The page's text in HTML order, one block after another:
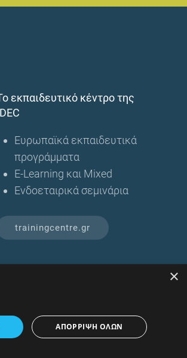
εκπαιδευτικό κέντρο της
Ευρωπαϊκά εκπαιδευτικά
προγράμματα
E-Learning και Mixed
Ενδοεταιρικά σεμινάρια
trainingcentre.gr
×
ΑΠΌΡΡΙΨΗ ΌΛΩΝ